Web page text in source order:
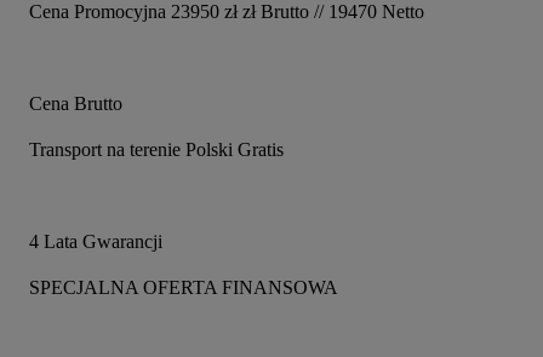
Cena Promocyjna 23950 zł zł Brutto // 19470 Netto
Cena Brutto
Transport na terenie Polski Gratis
4 Lata Gwarancji
SPECJALNA OFERTA FINANSOWA